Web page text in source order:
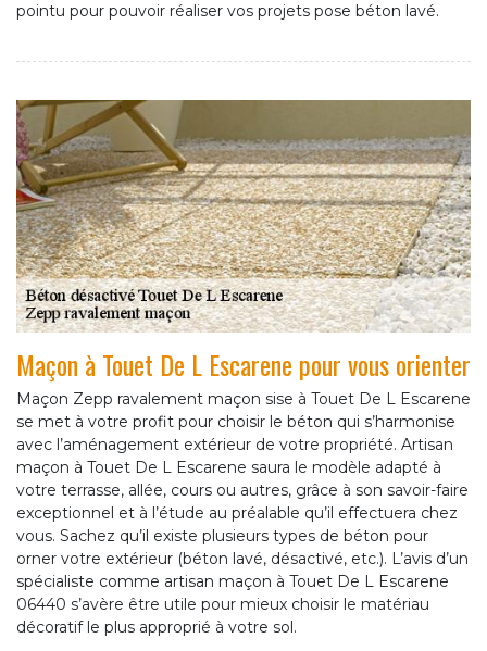
pointu pour pouvoir réaliser vos projets pose béton lavé.
Maçon à Touet De L Escarene pour vous orienter
Maçon Zepp ravalement maçon sise à Touet De L Escarene
se met à votre profit pour choisir le béton qui s’harmonise
avec l’aménagement extérieur de votre propriété. Artisan
maçon à Touet De L Escarene saura le modèle adapté à
votre terrasse, allée, cours ou autres, grâce à son savoir-faire
exceptionnel et à l’étude au préalable qu’il effectuera chez
vous. Sachez qu’il existe plusieurs types de béton pour
orner votre extérieur (béton lavé, désactivé, etc.). L’avis d’un
spécialiste comme artisan maçon à Touet De L Escarene
06440 s’avère être utile pour mieux choisir le matériau
décoratif le plus approprié à votre sol.